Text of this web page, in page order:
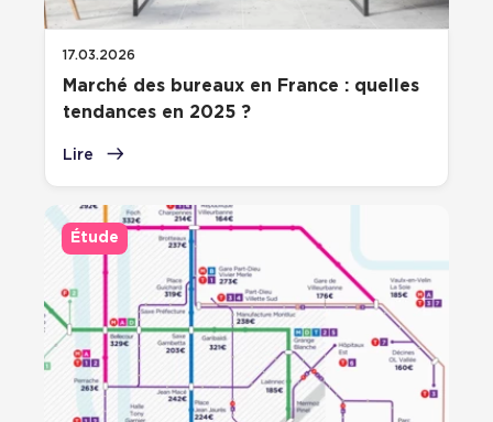
17.03.2026
Marché des bureaux en France : quelles
tendances en 2025 ?
Lire
Étude